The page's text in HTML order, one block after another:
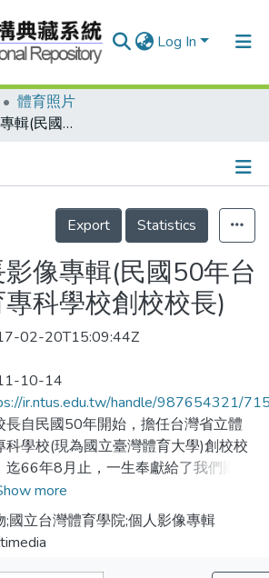
Log In
體育照片
周鶴鳴校長影像專輯(民國50年台灣省立體育專科學校創校校長)
Details
Export
Statistics
像專輯(民國50年台
科學校創校校長)
02-20T15:09:44Z
10-14
ir.ntus.edu.tw/handle/987654321/
長自民國50年開始，擔任台灣省立體
科學校(現為國立臺灣體育大學)創校校
迄66年8月止，一生奉獻給了我們國家
育界，本資料庫收錄了校長的許多事
以為誌記。
more
;國立台灣體育學院;個人影像專輯